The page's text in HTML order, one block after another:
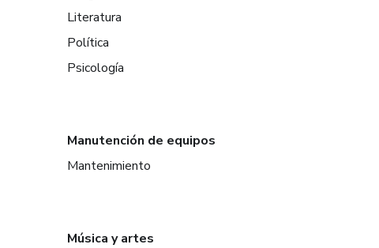
Literatura
Política
Psicología
Manutención de equipos
Mantenimiento
Música y artes